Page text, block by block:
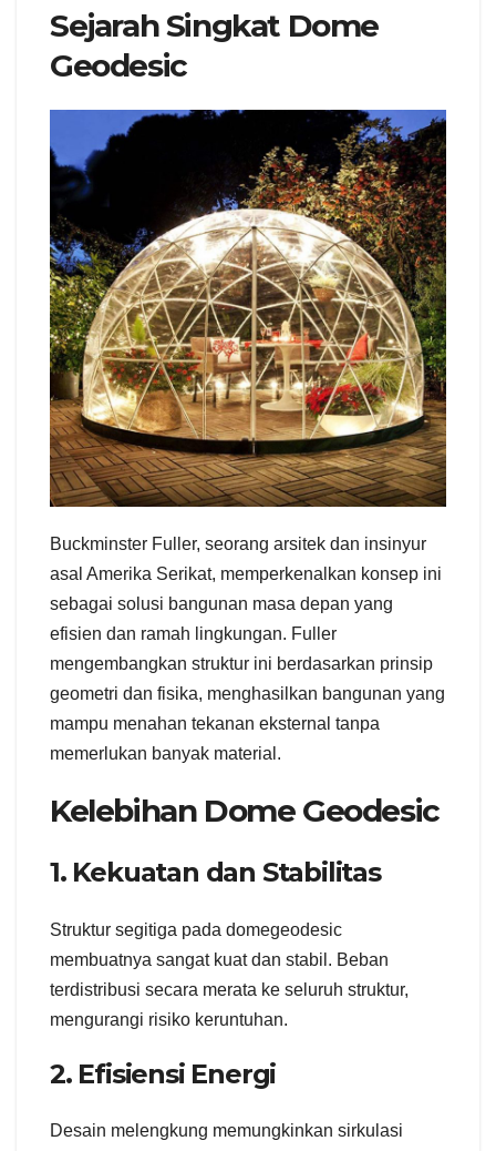
Sejarah Singkat Dome
Geodesic
Buckminster Fuller, seorang arsitek dan insinyur
asal Amerika Serikat, memperkenalkan konsep ini
sebagai solusi bangunan masa depan yang
efisien dan ramah lingkungan. Fuller
mengembangkan struktur ini berdasarkan prinsip
geometri dan fisika, menghasilkan bangunan yang
mampu menahan tekanan eksternal tanpa
memerlukan banyak material.
Kelebihan Dome Geodesic
1. Kekuatan dan Stabilitas
Struktur segitiga pada domegeodesic
membuatnya sangat kuat dan stabil. Beban
terdistribusi secara merata ke seluruh struktur,
mengurangi risiko keruntuhan.
2. Efisiensi Energi
Desain melengkung memungkinkan sirkulasi